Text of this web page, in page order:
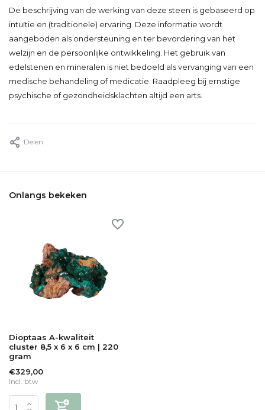
De beschrijving van de werking van deze steen is gebaseerd op
intuïtie en (traditionele) ervaring. Deze informatie wordt
aangeboden als ondersteuning en ter bevordering van het
welzijn en de persoonlijke ontwikkeling. Het gebruik van
edelstenen en mineralen is niet bedoeld als vervanging van een
medische behandeling of medicatie. Raadpleeg bij ernstige
psychische of gezondheidsklachten altijd een arts.
Delen
Onlangs bekeken
Dioptaas A-kwaliteit
cluster 8,5 x 6 x 6 cm | 220
gram
€329,00
Incl. btw